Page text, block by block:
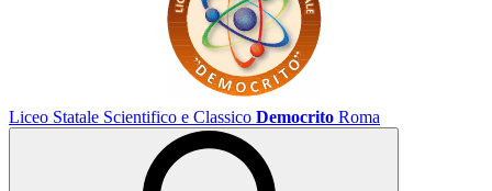
Liceo Statale Scientifico e Classico Democrito Roma